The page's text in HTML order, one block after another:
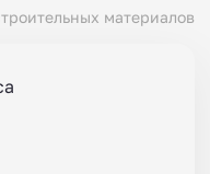
материалов